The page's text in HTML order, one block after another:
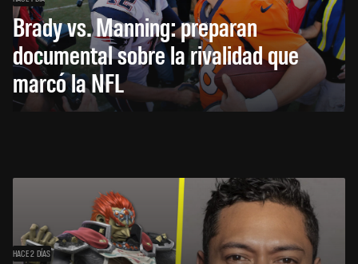
Brady vs. Manning: preparan
documental sobre la rivalidad que
marcó la NFL
HACE 2 DÍAS